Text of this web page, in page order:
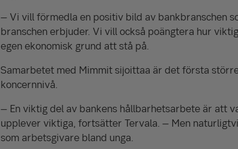
– Vi vill förmedla en positiv bild av bankbranschen
branschen erbjuder. Vi vill också poängtera hur
egen ekonomisk grund att stå på.
Samarbetet med Mimmit sijoittaa är det första
koncernnivå.
– En viktig del av bankens hållbarhetsarbete är att
upplever viktiga, fortsätter Tervala. – Men
som arbetsgivare bland unga.